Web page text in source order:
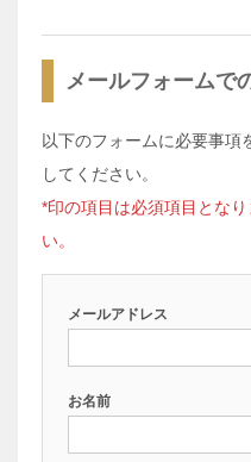
メールフォームで
以下のフォームに必要事項
してください。
*印の項目は必須項目とな
い。
メールアドレス
お名前